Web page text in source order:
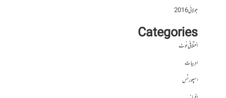
جولائی 2016
Categories
اختلافی نوٹ
ادبیات
اسپورٹس